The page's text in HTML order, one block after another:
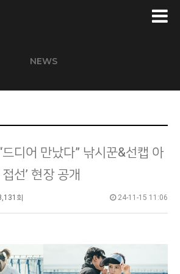
NEWS
디어 만났다” 낚시꾼&선캡 아
선’ 현장 공개
회 24-11-15 11:06